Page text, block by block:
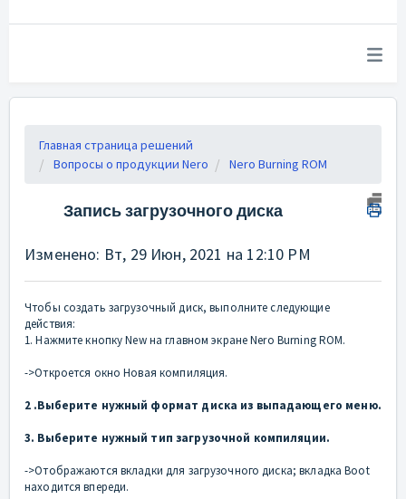
Главная страница решений
Вопросы о продукции Nero
Nero Burning ROM
Запись загрузочного диска
Изменено: Вт, 29 Июн, 2021 на 12:10 PM
Чтобы создать загрузочный диск, выполните следующие
действия:
1. Нажмите кнопку New на главном экране Nero Burning ROM.
->Откроется окно Новая компиляция.
2 .Выберите нужный формат диска из выпадающего меню.
3. Выберите нужный тип загрузочной компиляции.
->Отображаются вкладки для загрузочного диска; вкладка Boot
находится впереди.